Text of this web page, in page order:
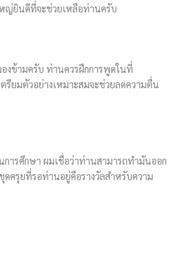
หญ่ยินดีที่จะช่วยเหลือท่านครับ
งข้ามครับ ท่านควรฝึกการพูดในที่
รียมตัวอย่างเหมาะสมจะช่วยลดความตื่น
รศึกษา ผมเชื่อว่าท่านสามารถทำมันออก
ครุยที่รอท่านอยู่คือรางวัลสำหรับความ